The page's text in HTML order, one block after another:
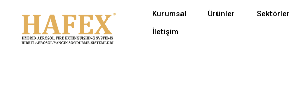
İçeriğe
geç
Kurumsal Ürünler Sektörler
İletişim